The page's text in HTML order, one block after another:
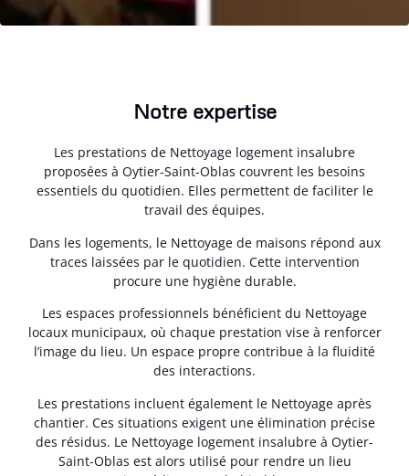
Notre expertise
Les prestations de Nettoyage logement insalubre
proposées à Oytier-Saint-Oblas couvrent les besoins
essentiels du quotidien. Elles permettent de faciliter le
travail des équipes.
Dans les logements, le Nettoyage de maisons répond aux
traces laissées par le quotidien. Cette intervention
procure une hygiène durable.
Les espaces professionnels bénéficient du Nettoyage
locaux municipaux, où chaque prestation vise à renforcer
l’image du lieu. Un espace propre contribue à la fluidité
des interactions.
Les prestations incluent également le Nettoyage après
chantier. Ces situations exigent une élimination précise
des résidus. Le Nettoyage logement insalubre à Oytier-
Saint-Oblas est alors utilisé pour rendre un lieu